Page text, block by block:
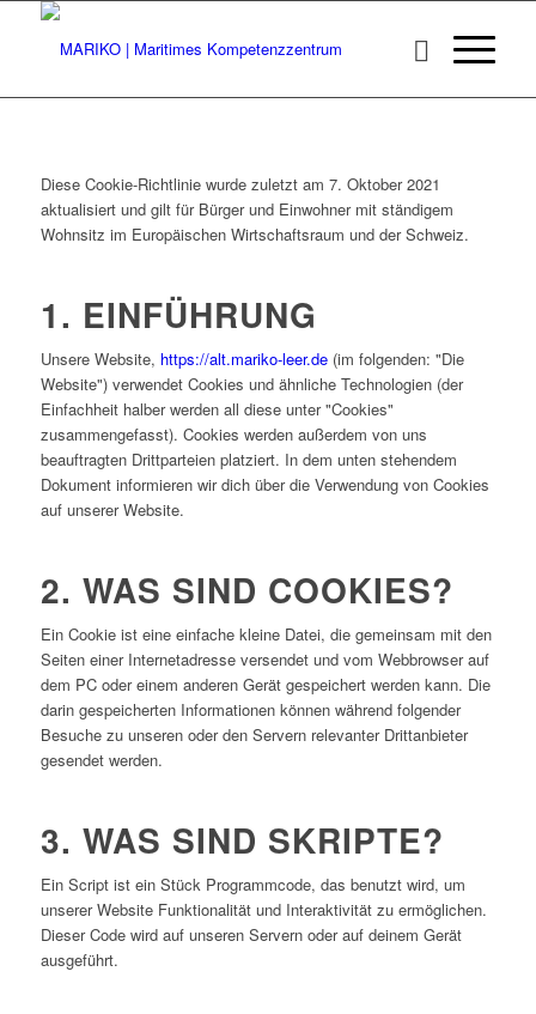
Diese Cookie-Richtlinie wurde zuletzt am 7. Oktober 2021
aktualisiert und gilt für Bürger und Einwohner mit ständigem
Wohnsitz im Europäischen Wirtschaftsraum und der Schweiz.
1. EINFÜHRUNG
Unsere Website, https://alt.mariko-leer.de(im folgenden: "Die
Website") verwendet Cookies und ähnliche Technologien (der
Einfachheit halber werden all diese unter "Cookies"
zusammengefasst). Cookies werden außerdem von uns
beauftragten Drittparteien platziert. In dem unten stehendem
Dokument informieren wir dich über die Verwendung von Cookies
auf unserer Website.
2. WAS SIND COOKIES?
Ein Cookie ist eine einfache kleine Datei, die gemeinsam mit den
Seiten einer Internetadresse versendet und vom Webbrowser auf
dem PC oder einem anderen Gerät gespeichert werden kann. Die
darin gespeicherten Informationen können während folgender
Besuche zu unseren oder den Servern relevanter Drittanbieter
gesendet werden.
3. WAS SIND SKRIPTE?
Ein Script ist ein Stück Programmcode, das benutzt wird, um
unserer Website Funktionalität und Interaktivität zu ermöglichen.
Dieser Code wird auf unseren Servern oder auf deinem Gerät
ausgeführt.